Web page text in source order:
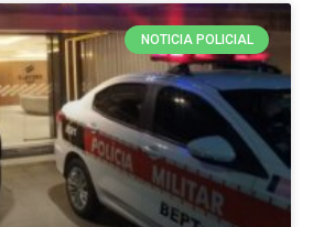
NOTICIA POLICIAL